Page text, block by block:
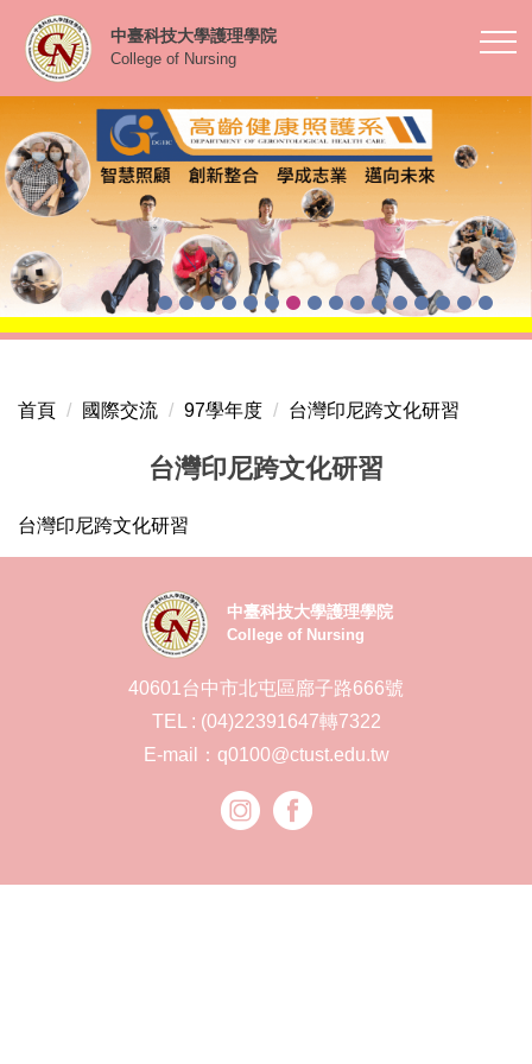
到
內
容
區
中臺科技大學護理學院
College of Nursing
首頁 國際交流 97學年度 台灣印尼跨文化研習
台灣印尼跨文化研習
台灣印尼跨文化研習
中臺科技大學護理學院
College of Nursing
40601台中市北屯區廍子路666號
TEL : (04)22391647轉7322
E-mail：q0100@ctust.edu.tw